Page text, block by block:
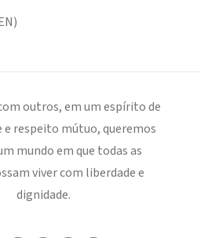
outros, em um espírito de
e respeito mútuo, queremos
mundo em que todas as
viver com liberdade e
dignidade.